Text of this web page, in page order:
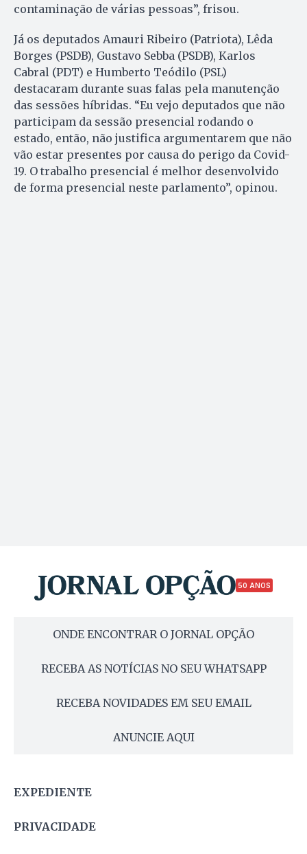
contaminação de várias pessoas”, frisou.
Já os deputados Amauri Ribeiro (Patriota), Lêda
Borges (PSDB), Gustavo Sebba (PSDB), Karlos
Cabral (PDT) e Humberto Teódilo (PSL)
destacaram durante suas falas pela manutenção
das sessões híbridas. “Eu vejo deputados que não
participam da sessão presencial rodando o
estado, então, não justifica argumentarem que não
vão estar presentes por causa do perigo da Covid-
19. O trabalho presencial é melhor desenvolvido
de forma presencial neste parlamento”, opinou.
50 ANOS
ONDE ENCONTRAR O JORNAL OPÇÃO
RECEBA AS NOTÍCIAS NO SEU WHATSAPP
RECEBA NOVIDADES EM SEU EMAIL
ANUNCIE AQUI
EXPEDIENTE
PRIVACIDADE